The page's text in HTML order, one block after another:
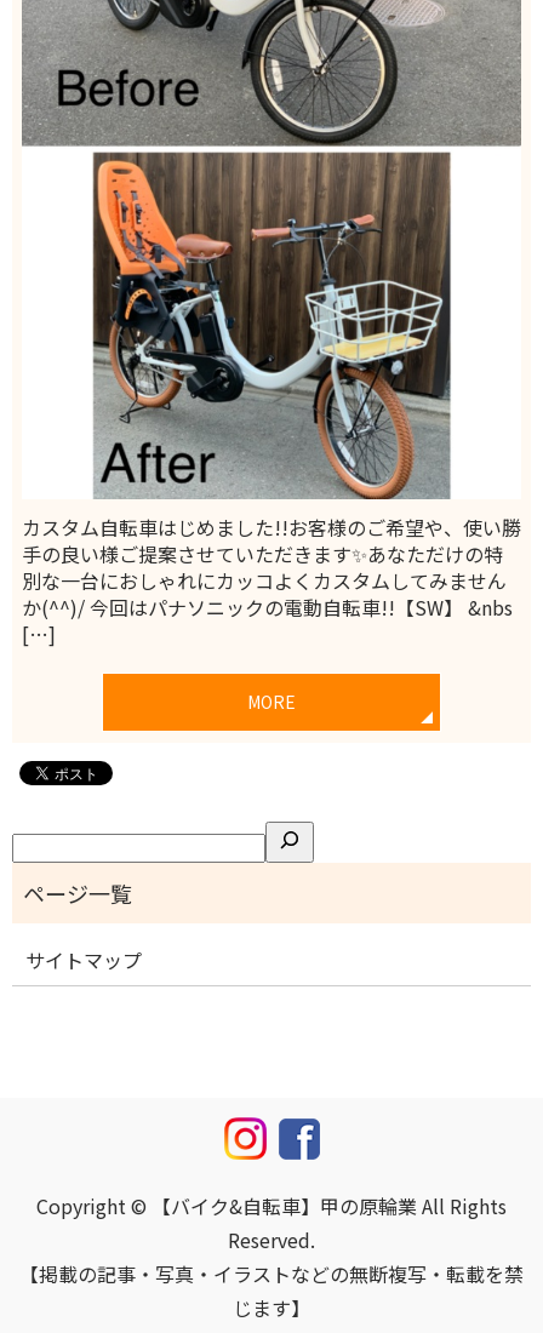
カスタム自転車はじめました!!お客様のご希望や、使い勝
手の良い様ご提案させていただきます✨あなただけの特
別な一台におしゃれにカッコよくカスタムしてみません
か(^^)/ 今回はパナソニックの電動自転車!!【SW】 &nbs
[…]
MORE
検
索
サイトマップ
Copyright © 【バイク&自転車】甲の原輪業 All Rights
Reserved.
【掲載の記事・写真・イラストなどの無断複写・転載を禁
じます】